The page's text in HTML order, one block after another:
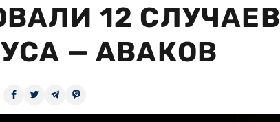
12 СЛУЧАЕВ
— АВАКОВ